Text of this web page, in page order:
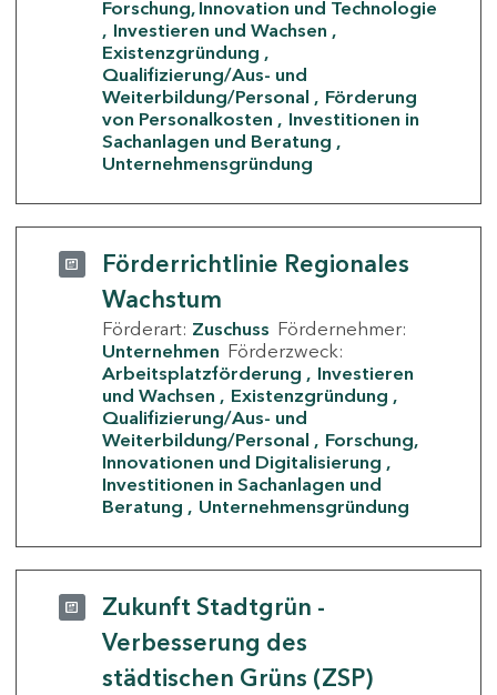
Forschung, Innovation und Technologie
Investieren und Wachsen
Existenzgründung
Qualifizierung/Aus- und
Weiterbildung/Personal
Förderung
von Personalkosten
Investitionen in
Sachanlagen und Beratung
Unternehmensgründung
Förderrichtlinie Regionales
Wachstum
Förderart: Zuschuss Fördernehmer:
Unternehmen Förderzweck:
Arbeitsplatzförderung
Investieren
und Wachsen
Existenzgründung
Qualifizierung/Aus- und
Weiterbildung/Personal
Forschung,
Innovationen und Digitalisierung
Investitionen in Sachanlagen und
Beratung
Unternehmensgründung
Zukunft Stadtgrün -
Verbesserung des
städtischen Grüns (ZSP)